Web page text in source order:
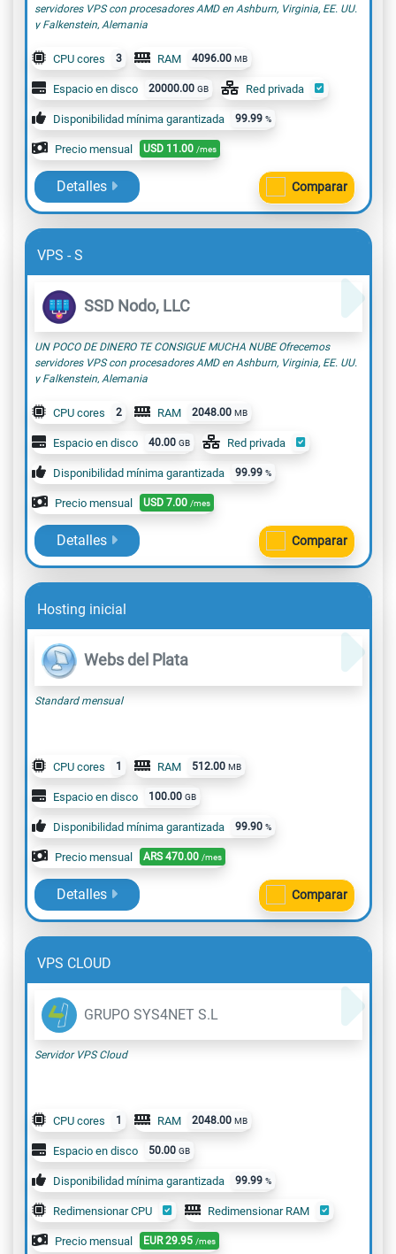
servidores VPS con procesadores AMD en Ashburn, Virginia, EE. UU.
y ​Falkenstein, Alemania
CPU cores 3 RAM 4096.00 MB
Espacio en disco 20000.00 GB Red privada
Disponibilidad mínima garantizada 99.99 %
Precio mensual USD 11.00 /mes
Detalles Comparar
VPS - S
SSD Nodo, LLC
UN POCO DE DINERO TE CONSIGUE MUCHA NUBE Ofrecemos
servidores VPS con procesadores AMD en Ashburn, Virginia, EE. UU.
y ​Falkenstein, Alemania
CPU cores 2 RAM 2048.00 MB
Espacio en disco 40.00 GB Red privada
Disponibilidad mínima garantizada 99.99 %
Precio mensual USD 7.00 /mes
Detalles Comparar
Hosting inicial
Webs del Plata
Standard mensual
CPU cores 1 RAM 512.00 MB
Espacio en disco 100.00 GB
Disponibilidad mínima garantizada 99.90 %
Precio mensual ARS 470.00 /mes
Detalles Comparar
VPS CLOUD
GRUPO SYS4NET S.L
Servidor VPS Cloud
CPU cores 1 RAM 2048.00 MB
Espacio en disco 50.00 GB
Disponibilidad mínima garantizada 99.99 %
Redimensionar CPU Redimensionar RAM
Precio mensual EUR 29.95 /mes